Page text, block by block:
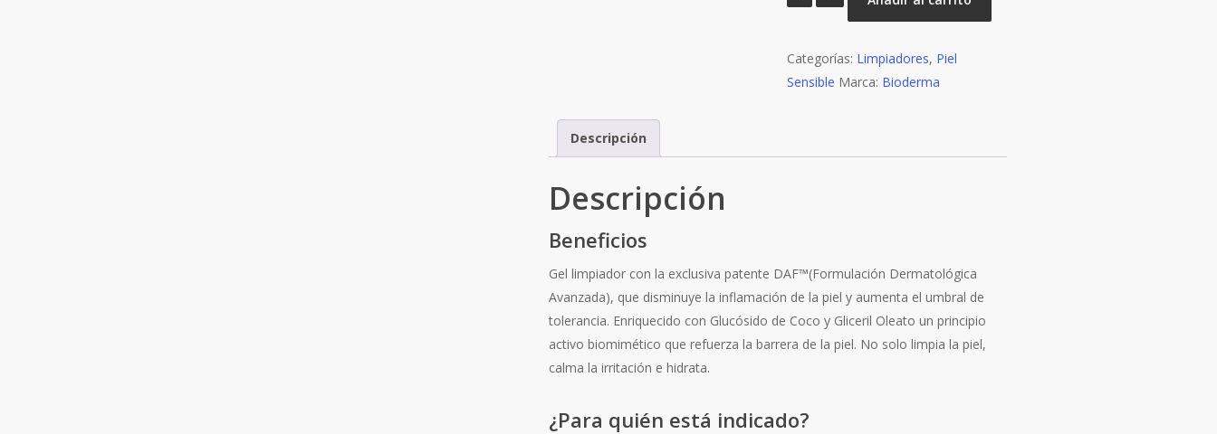
GEL
200ML
cantidad
Categorías: Limpiadores, Piel
Sensible Marca: Bioderma
Descripción
Descripción
Beneficios
Gel limpiador con la exclusiva patente DAF™(Formulación Dermatológica
Avanzada), que disminuye la inflamación de la piel y aumenta el umbral de
tolerancia. Enriquecido con Glucósido de Coco y Gliceril Oleato un principio
activo biomimético que refuerza la barrera de la piel. No solo limpia la piel,
calma la irritación e hidrata.
¿Para quién está indicado?